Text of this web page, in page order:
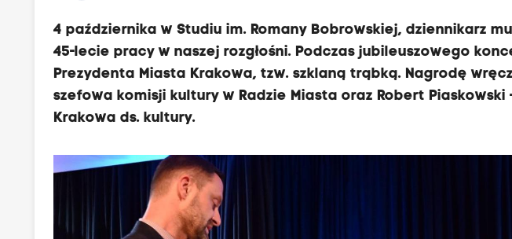
4 października w Studiu im. Romany Bobrowskiej, dziennikarz
45-lecie pracy w naszej rozgłośni. Podczas jubileuszowego
Prezydenta Miasta Krakowa, tzw. szklaną trąbką. Nagrodę
szefowa komisji kultury w Radzie Miasta oraz Robert
Krakowa ds. kultury.